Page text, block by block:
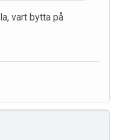
vart bytta på